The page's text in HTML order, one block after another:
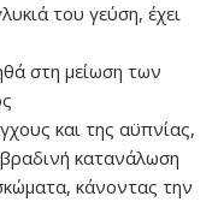
του γεύση, έχει
στη μείωση των
και της αϋπνίας,
κατανάλωση
κάνοντας την